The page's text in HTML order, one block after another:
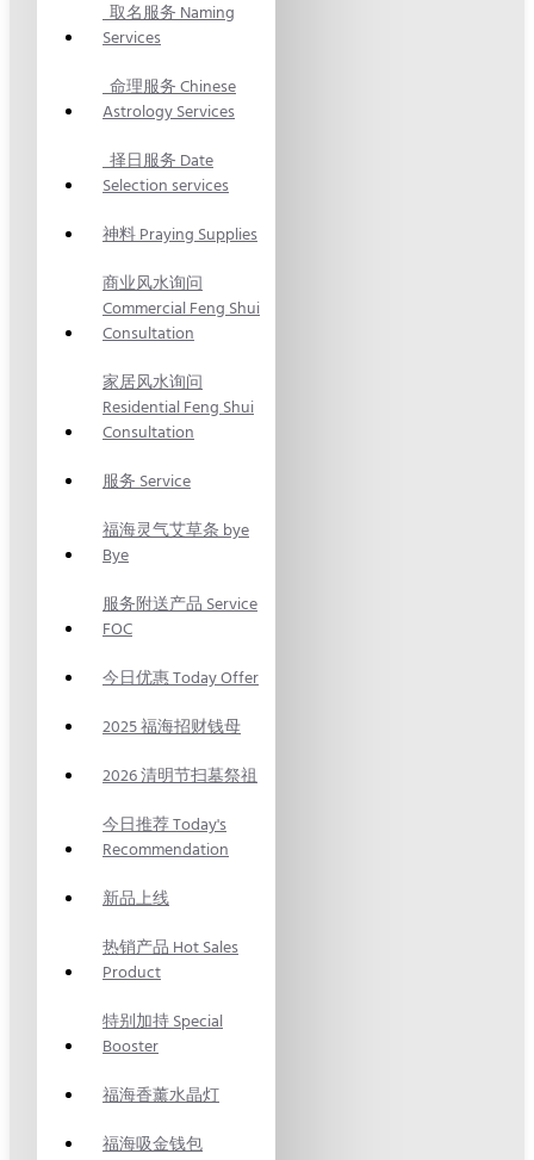
取名服务 Naming
Services
命理服务 Chinese
Astrology Services
择日服务 Date
Selection services
神料 Praying Supplies
商业风水询问
Commercial Feng Shui
Consultation
家居风水询问
Residential Feng Shui
Consultation
服务 Service
福海灵气艾草条 bye
Bye
服务附送产品 Service
FOC
今日优惠 Today Offer
2025 福海招财钱母
2026 清明节扫墓祭祖
今日推荐 Today's
Recommendation
新品上线
热销产品 Hot Sales
Product
特别加持 Special
Booster
福海香薰水晶灯
福海吸金钱包